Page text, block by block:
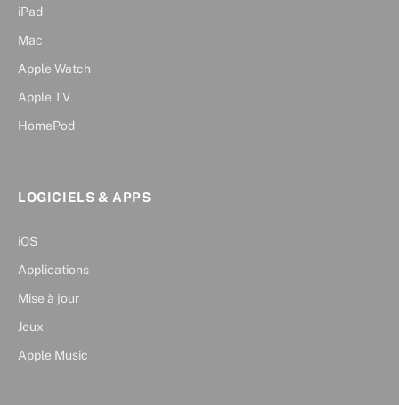
iPad
Mac
Apple Watch
Apple TV
HomePod
LOGICIELS & APPS
iOS
Applications
Mise à jour
Jeux
Apple Music